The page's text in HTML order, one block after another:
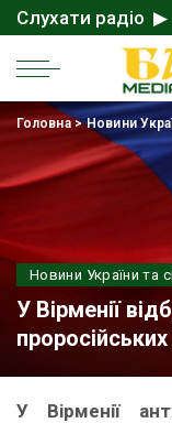
Слухати радіо ▶
Головна>Новини
Новини України та
У Вірменії
проросійських
У Вірменії